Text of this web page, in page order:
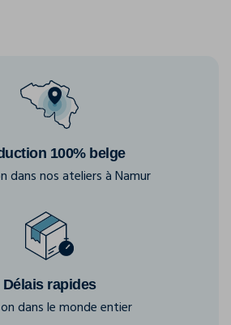
100% belge
dans nos ateliers à Namur
Délais rapides
dans le monde entier